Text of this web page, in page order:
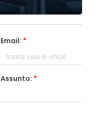
Email: *
Assunto: *